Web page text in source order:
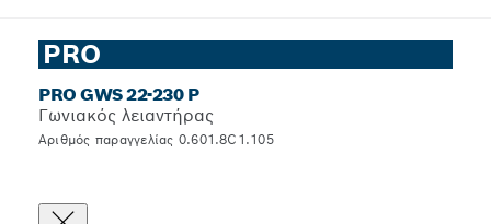
PRO
PRO GWS 22-230 P
Γωνιακός λειαντήρας
Αριθμός παραγγελίας 0.601.8C1.105